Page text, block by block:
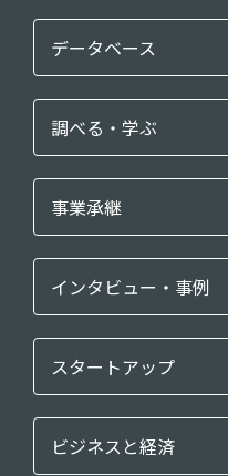
データベース
調べる・学ぶ
事業承継
インタビュー・事例
スタートアップ
ビジネスと経済